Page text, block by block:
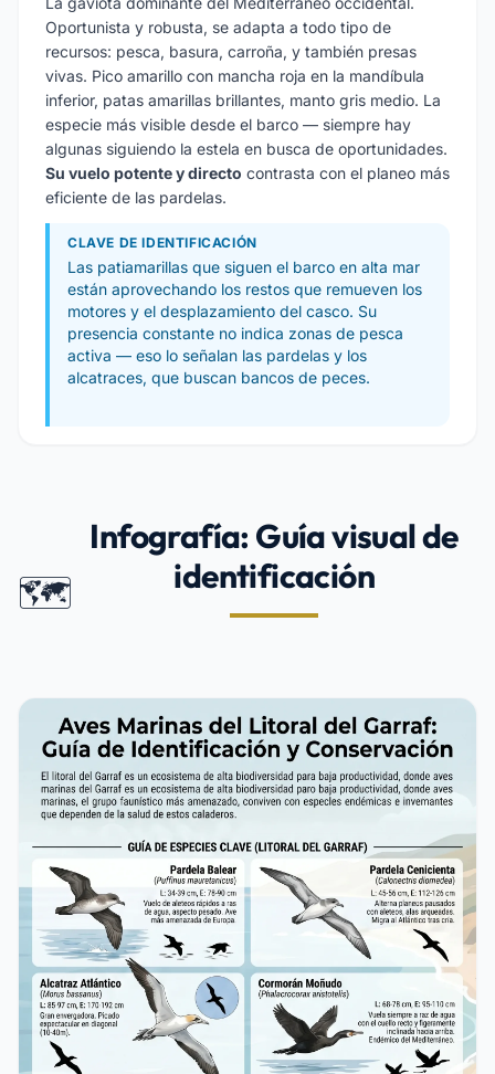
Oportunista y robusta, se adapta a todo tipo de
recursos: pesca, basura, carroña, y también presas
vivas. Pico amarillo con mancha roja en la mandíbula
inferior, patas amarillas brillantes, manto gris medio. La
especie más visible desde el barco — siempre hay
algunas siguiendo la estela en busca de oportunidades.
Su vuelo potente y directo contrasta con el planeo más
eficiente de las pardelas.
CLAVE DE IDENTIFICACIÓN
Las patiamarillas que siguen el barco en alta mar
están aprovechando los restos que remueven los
motores y el desplazamiento del casco. Su
presencia constante no indica zonas de pesca
activa — eso lo señalan las pardelas y los
alcatraces, que buscan bancos de peces.
🗺️
Infografía: Guía visual de
identificación